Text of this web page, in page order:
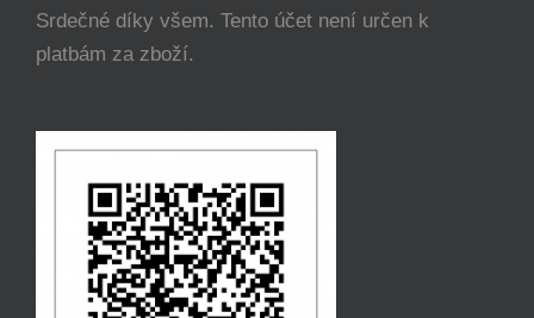
Srdečné díky všem. Tento účet není určen k
platbám za zboží.